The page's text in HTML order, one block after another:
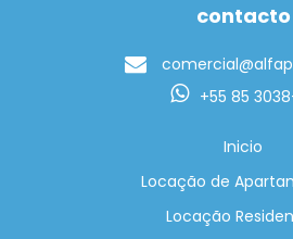
contacto
+55 85
Inicio
Locação de
Locação